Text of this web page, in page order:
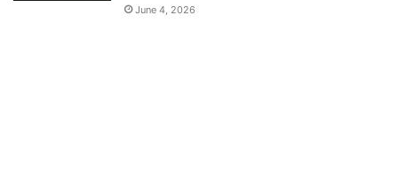
June 4, 2026